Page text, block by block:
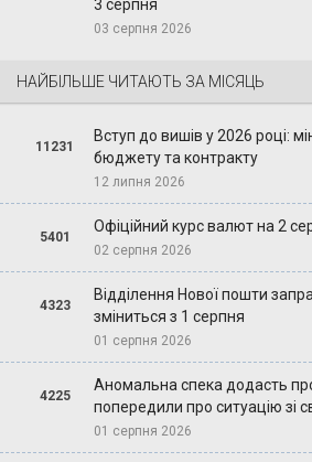
3 серпня
03 серпня 2026
НАЙБІЛЬШЕ ЧИТАЮТЬ ЗА МІСЯЦЬ
11231
Вступ до вишів у 2026 році:
бюджету та контракту
12 липня 2026
5401
Офіційний курс валют на 2
02 серпня 2026
4323
Відділення Нової пошти
зміниться з 1 серпня
01 серпня 2026
4225
Аномальна спека додасть
попередили про ситуацію зі
01 серпня 2026